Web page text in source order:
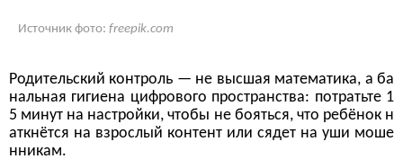
Источник фото: freepik.com
Родительский контроль — не высшая математика, а ба
нальная гигиена цифрового пространства: потратьте 1
5 минут на настройки, чтобы не бояться, что ребёнок н
аткнётся на взрослый контент или сядет на уши моше
нникам.